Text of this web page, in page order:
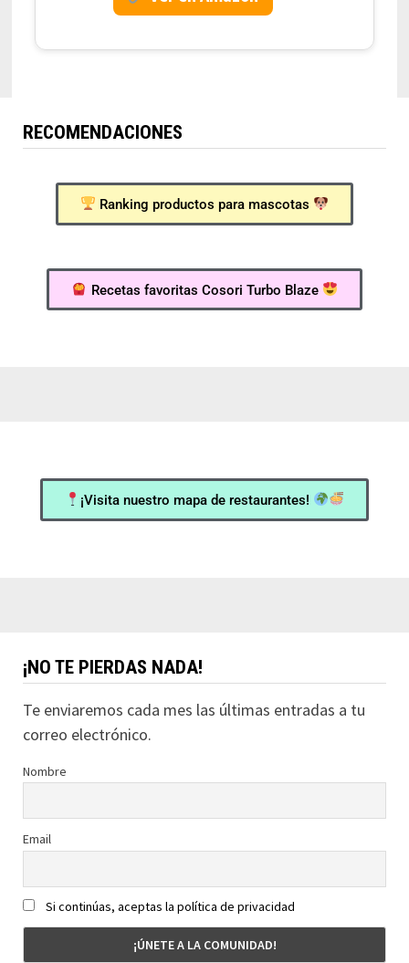
RECOMENDACIONES
Ranking productos para mascotas
Recetas favoritas Cosori Turbo Blaze
¡Visita nuestro mapa de restaurantes!
¡NO TE PIERDAS NADA!
Te enviaremos cada mes las últimas entradas a tu
correo electrónico.
Nombre
Email
Si continúas, aceptas la política de privacidad